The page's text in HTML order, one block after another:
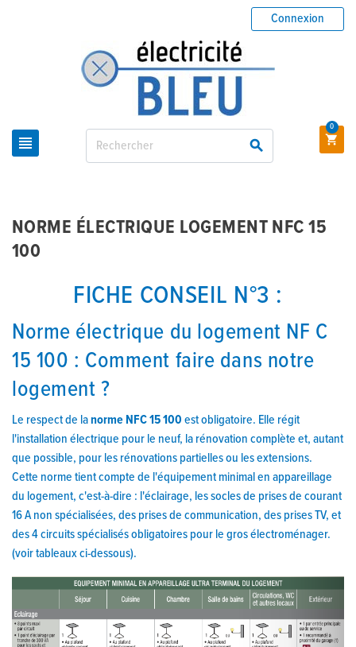
 
Connexion

0
NORME ÉLECTRIQUE LOGEMENT NFC 15
100
FICHE CONSEIL N°3 :
Norme électrique du logement NF C
15 100 : Comment faire dans notre
logement ?
Le respect de lanorme NFC 15 100est obligatoire. Elle régit
l'installation électrique pour le neuf, la rénovation complète et, autant
que possible, pour les rénovations partielles ou les extensions.
Cette norme tient compte de l'équipement minimal en appareillage
du logement, c'est-à-dire : l'éclairage, les socles de prises de courant
16 A non spécialisées, des prises de communication, des prises TV, et
des 4 circuits spécialisés obligatoires pour le gros électroménager.
(voir tableaux ci-dessous).